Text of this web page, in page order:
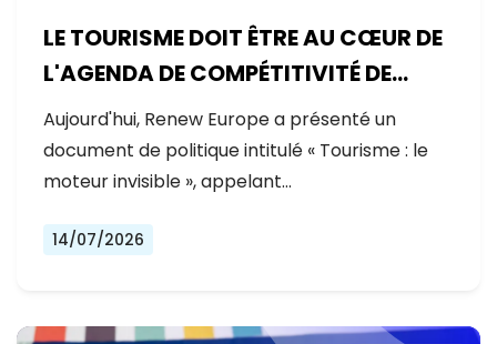
LE TOURISME DOIT ÊTRE AU CŒUR DE
L'AGENDA DE COMPÉTITIVITÉ DE
L'EUROPE
Aujourd'hui, Renew Europe a présenté un
document de politique intitulé « Tourisme : le
moteur invisible », appelant…
14/07/2026